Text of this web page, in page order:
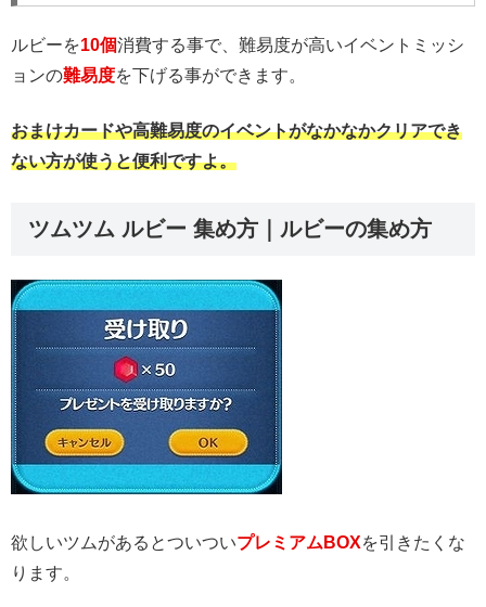
ルビーを10個消費する事で、難易度が高いイベントミッシ
ョンの難易度を下げる事ができます。
おまけカードや高難易度のイベントがなかなかクリアでき
ない方が使うと便利ですよ。
ツムツム ルビー 集め方｜ルビーの集め方
欲しいツムがあるとついついプレミアムBOXを引きたくな
ります。